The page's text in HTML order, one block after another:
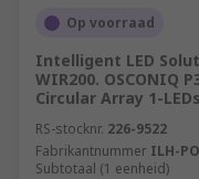
Op voorraad
Intelligent LED
WIR200. OSCONIQ
Circular Array 1-
RS-stocknr. 226-9522
Fabrikantnummer ILH-
Subtotaal (1 eenheid)